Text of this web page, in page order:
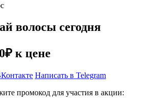
волосы сегодня
к цене
Написать в Telegram
промокод для участия в акции: